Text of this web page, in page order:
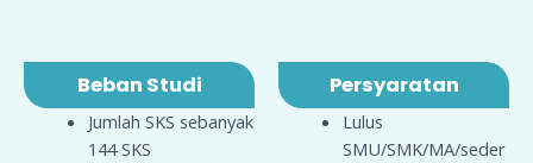
Beban Studi
Jumlah SKS sebanyak
144 SKS
Persyaratan
Lulus
SMU/SMK/MA/seder